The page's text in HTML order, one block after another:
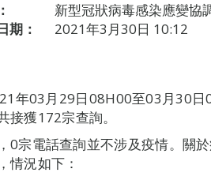
新型冠狀病毒感染應變協
期：
2021年3月30日 10:12
年03月29日08H00至03月30日
接獲172宗查詢。
0宗電話查詢並不涉及疫情。關
情況如下：